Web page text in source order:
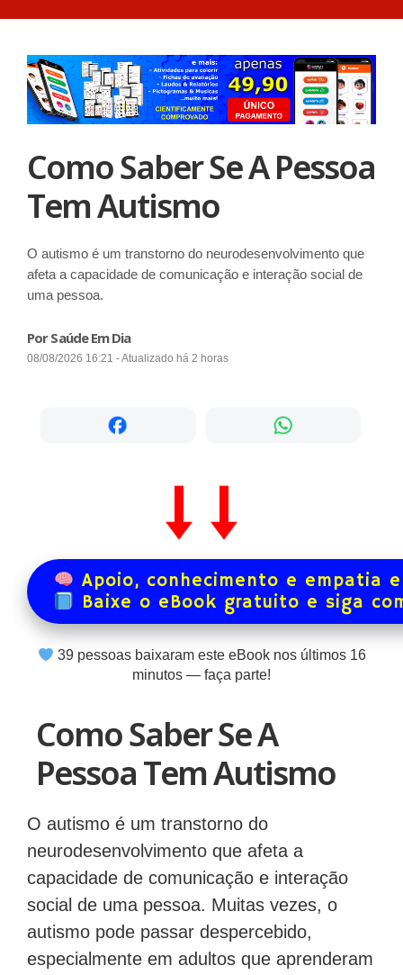
Como Saber Se A Pessoa
Tem Autismo
O autismo é um transtorno do neurodesenvolvimento que
afeta a capacidade de comunicação e interação social de
uma pessoa.
Por Saúde Em Dia
08/08/2026 16:21 - Atualizado há 2 horas
Apoio, conhecimento e empatia
Baixe o eBook gratuito e siga
39pessoas baixaram este eBook nos últimos 16
minutos — faça parte!
Como Saber Se A
Pessoa Tem Autismo
O autismo é um transtorno do
neurodesenvolvimento que afeta a
capacidade de comunicação e interação
social de uma pessoa. Muitas vezes, o
autismo pode passar despercebido,
especialmente em adultos que aprenderam